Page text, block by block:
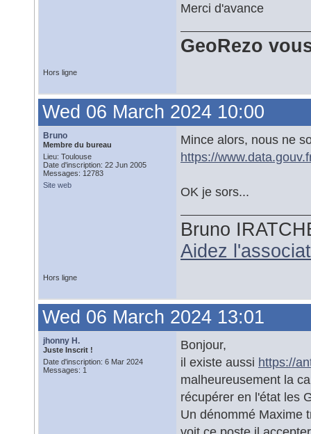
Merci d'avance
GeoRezo
Hors ligne
Wed 06 March 2024 10:00
Bruno
Membre du bureau
Lieu: Toulouse
Date d'inscription: 22 Jun 2005
Messages: 12783
Site web
Mince alors, nous ne
https://
OK je sors...
Bruno
Aidez
Hors ligne
Wed 06 March 2024 13:01
jhonny H.
Juste Inscrit !
Date d'inscription: 6 Mar 2024
Messages: 1
Bonjour,
il existe aussi https://
malheureusement la
récupérer en l'état les
Un dénommé Maxime